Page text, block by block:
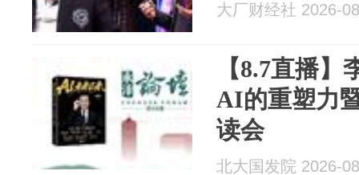
大厂财经社 2026-
【8.7直播
AI的重塑力
读会
北大国发院 2026-